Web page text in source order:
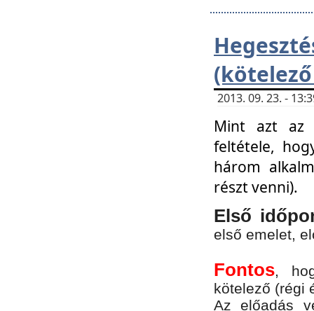
2013. 09. 23. -
Mint azt az
feltétele,
három
részt venni).
Első
első emelet,
Fontos,
kötelező (régi
Az előadás